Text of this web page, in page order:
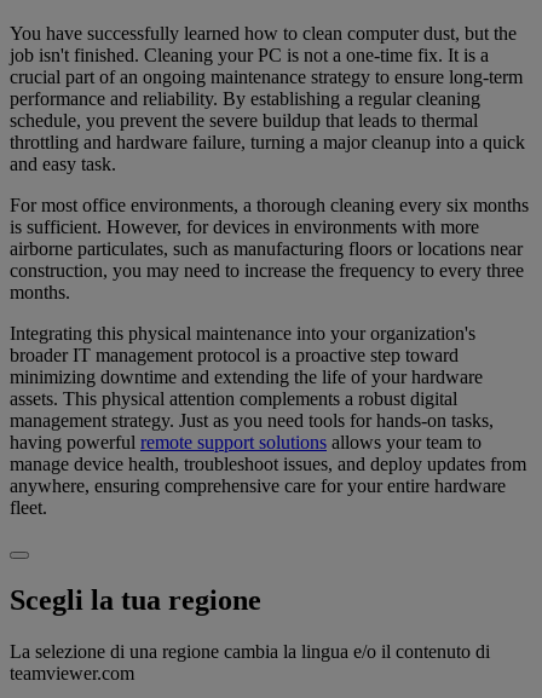
You have successfully learned how to clean computer dust, but the
job isn't finished. Cleaning your PC is not a one-time fix. It is a
crucial part of an ongoing maintenance strategy to ensure long-term
performance and reliability. By establishing a regular cleaning
schedule, you prevent the severe buildup that leads to thermal
throttling and hardware failure, turning a major cleanup into a quick
and easy task.
For most office environments, a thorough cleaning every six months
is sufficient. However, for devices in environments with more
airborne particulates, such as manufacturing floors or locations near
construction, you may need to increase the frequency to every three
months.
Integrating this physical maintenance into your organization's
broader IT management protocol is a proactive step toward
minimizing downtime and extending the life of your hardware
assets. This physical attention complements a robust digital
management strategy. Just as you need tools for hands-on tasks,
having powerful remote support solutions allows your team to
manage device health, troubleshoot issues, and deploy updates from
anywhere, ensuring comprehensive care for your entire hardware
fleet.
Scegli la tua regione
La selezione di una regione cambia la lingua e/o il contenuto di
teamviewer.com